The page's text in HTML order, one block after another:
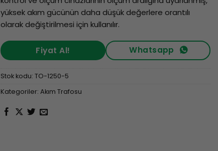
yüksek akım gücünün daha düşük değerlere orantılı
olarak değiştirilmesi için kullanılır.
Fiyat Al! Whatsapp
Stok kodu: TO-1250-5
Kategoriler: Akım Trafosu